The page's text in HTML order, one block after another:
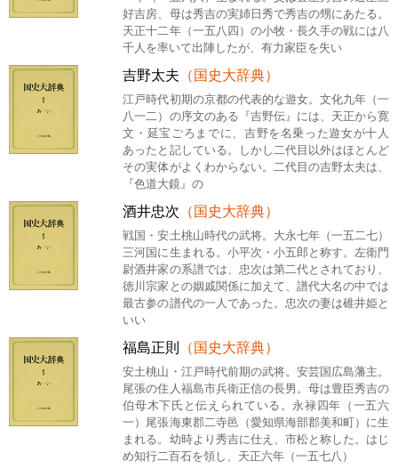
好吉房、母は秀吉の実姉日秀で秀吉の甥にあたる。
天正十二年（一五八四）の小牧・長久手の戦には八
千人を率いて出陣したが、有力家臣を失い
吉野太夫 （国史大辞典）
江戸時代初期の京都の代表的な遊女。文化九年（一
八一二）の序文のある『吉野伝』には、天正から寛
文・延宝ごろまでに、吉野を名乗った遊女が十人
あったと記している。しかし二代目以外はほとんど
その実体がよくわからない。二代目の吉野太夫は、
『色道大鏡』の
酒井忠次 （国史大辞典）
戦国・安土桃山時代の武将。大永七年（一五二七）
三河国に生まれる。小平次・小五郎と称す。左衛門
尉酒井家の系譜では、忠次は第二代とされており、
徳川宗家との姻戚関係に加えて、譜代大名の中では
最古参の譜代の一人であった。忠次の妻は碓井姫と
いい
福島正則 （国史大辞典）
安土桃山・江戸時代前期の武将。安芸国広島藩主。
尾張の住人福島市兵衛正信の長男。母は豊臣秀吉の
伯母木下氏と伝えられている。永禄四年（一五六
一）尾張海東郡二寺邑（愛知県海部郡美和町）に生
まれる。幼時より秀吉に仕え、市松と称した。はじ
め知行二百石を領し、天正六年（一五七八）